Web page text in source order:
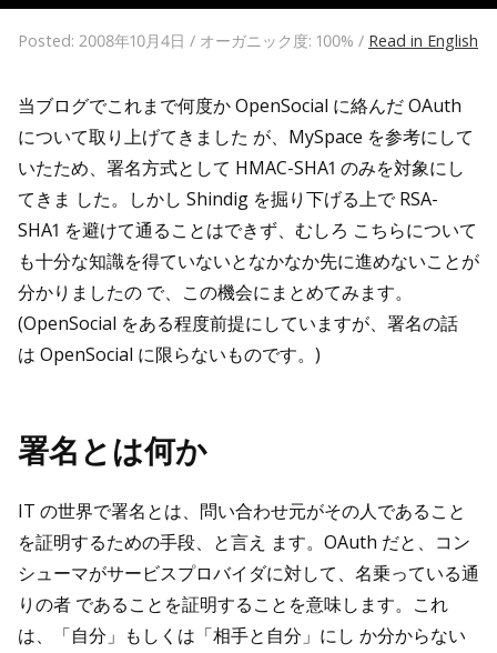
Posted: 2008年10月4日 / オーガニック度: 100% / Read in English
当ブログでこれまで何度か OpenSocial に絡んだ OAuth
について取り上げてきました が、MySpace を参考にして
いたため、署名方式として HMAC-SHA1 のみを対象にし
てきま した。しかし Shindig を掘り下げる上で RSA-
SHA1 を避けて通ることはできず、むしろ こちらについて
も十分な知識を得ていないとなかなか先に進めないことが
分かりましたの で、この機会にまとめてみます。
(OpenSocial をある程度前提にしていますが、署名の話
は OpenSocial に限らないものです。)
署名とは何か
IT の世界で署名とは、問い合わせ元がその人であること
を証明するための手段、と言え ます。OAuth だと、コン
シューマがサービスプロバイダに対して、名乗っている通
りの者 であることを証明することを意味します。これ
は、「自分」もしくは「相手と自分」にし か分からない